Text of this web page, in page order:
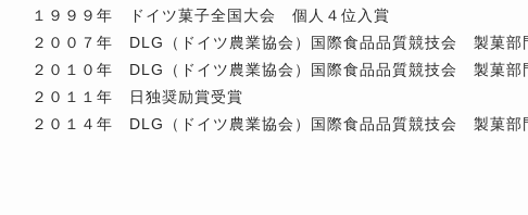
１９９９年 ドイツ菓子全国大会 個人４位入賞
２００７年 DLG（ドイツ農業協会）国際食品品質競技会 製菓
２０１０年 DLG（ドイツ農業協会）国際食品品質競技会 製菓
２０１１年 日独奨励賞受賞
２０１４年 DLG（ドイツ農業協会）国際食品品質競技会 製菓